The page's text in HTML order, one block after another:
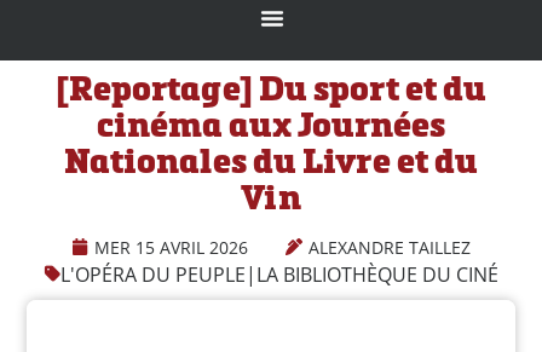
[Reportage] Du sport et du
cinéma aux Journées
Nationales du Livre et du
Vin
MER 15 AVRIL 2026 ALEXANDRE TAILLEZ
L'OPÉRA DU PEUPLE| LA BIBLIOTHÈQUE DU